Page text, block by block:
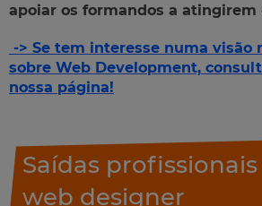
apoiar os formandos a atingirem
-> Se tem interesse numa visão
sobre Web Development,
nossa página!
Saídas
web designer